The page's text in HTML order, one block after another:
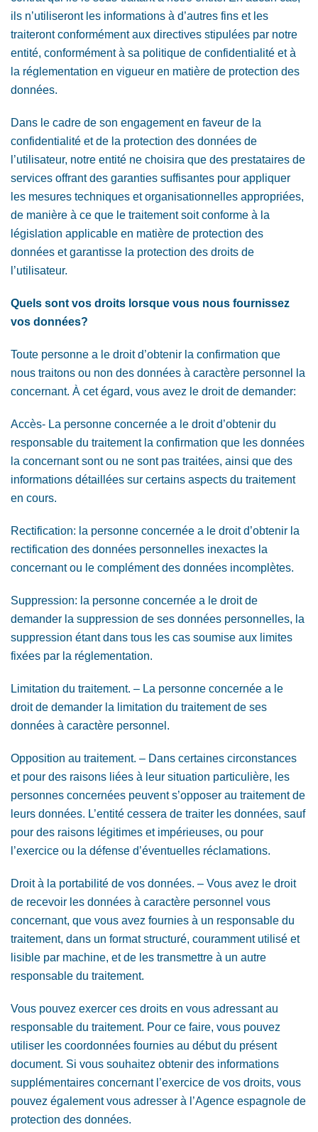
ils n’utiliseront les informations à d’autres fins et les
traiteront conformément aux directives stipulées par notre
entité, conformément à sa politique de confidentialité et à
la réglementation en vigueur en matière de protection des
données.
Dans le cadre de son engagement en faveur de la
confidentialité et de la protection des données de
l’utilisateur, notre entité ne choisira que des prestataires de
services offrant des garanties suffisantes pour appliquer
les mesures techniques et organisationnelles appropriées,
de manière à ce que le traitement soit conforme à la
législation applicable en matière de protection des
données et garantisse la protection des droits de
l’utilisateur.
Quels sont vos droits lorsque vous nous fournissez
vos données?
Toute personne a le droit d’obtenir la confirmation que
nous traitons ou non des données à caractère personnel la
concernant. À cet égard, vous avez le droit de demander:
Accès- La personne concernée a le droit d’obtenir du
responsable du traitement la confirmation que les données
la concernant sont ou ne sont pas traitées, ainsi que des
informations détaillées sur certains aspects du traitement
en cours.
Rectification: la personne concernée a le droit d’obtenir la
rectification des données personnelles inexactes la
concernant ou le complément des données incomplètes.
Suppression: la personne concernée a le droit de
demander la suppression de ses données personnelles, la
suppression étant dans tous les cas soumise aux limites
fixées par la réglementation.
Limitation du traitement. – La personne concernée a le
droit de demander la limitation du traitement de ses
données à caractère personnel.
Opposition au traitement. – Dans certaines circonstances
et pour des raisons liées à leur situation particulière, les
personnes concernées peuvent s’opposer au traitement de
leurs données. L’entité cessera de traiter les données, sauf
pour des raisons légitimes et impérieuses, ou pour
l’exercice ou la défense d’éventuelles réclamations.
Droit à la portabilité de vos données. – Vous avez le droit
de recevoir les données à caractère personnel vous
concernant, que vous avez fournies à un responsable du
traitement, dans un format structuré, couramment utilisé et
lisible par machine, et de les transmettre à un autre
responsable du traitement.
Vous pouvez exercer ces droits en vous adressant au
responsable du traitement. Pour ce faire, vous pouvez
utiliser les coordonnées fournies au début du présent
document. Si vous souhaitez obtenir des informations
supplémentaires concernant l’exercice de vos droits, vous
pouvez également vous adresser à l’Agence espagnole de
protection des données.